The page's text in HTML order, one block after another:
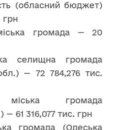
(обласний бюджет)
грн
громада — 20
селищна громада
— 72 784,276 тис.
міська громада
— 61 316,077 тис. грн
громада (Одеська